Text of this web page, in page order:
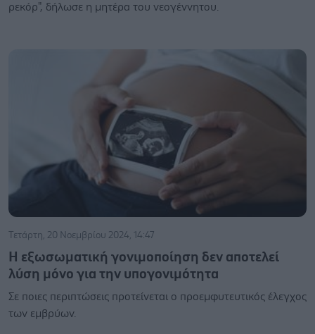
ρεκόρ", δήλωσε η μητέρα του νεογέννητου.
Τετάρτη, 20 Νοεμβρίου 2024, 14:47
Η εξωσωματική γονιμοποίηση δεν αποτελεί
λύση μόνο για την υπογονιμότητα
Σε ποιες περιπτώσεις προτείνεται ο προεμφυτευτικός έλεγχος
των εμβρύων.